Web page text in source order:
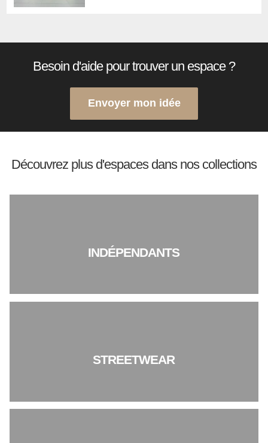
Besoin d'aide pour trouver un espace ?
Envoyer mon idée
Découvrez plus d'espaces dans nos collections
INDÉPENDANTS
STREETWEAR